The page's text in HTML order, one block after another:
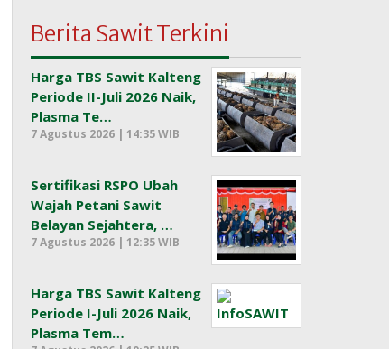
Berita Sawit Terkini
Harga TBS Sawit Kalteng
Periode II-Juli 2026 Naik,
Plasma Te…
7 Agustus 2026 | 14:35 WIB
Sertifikasi RSPO Ubah
Wajah Petani Sawit
Belayan Sejahtera, …
7 Agustus 2026 | 12:35 WIB
Harga TBS Sawit Kalteng
Periode I-Juli 2026 Naik,
Plasma Tem…